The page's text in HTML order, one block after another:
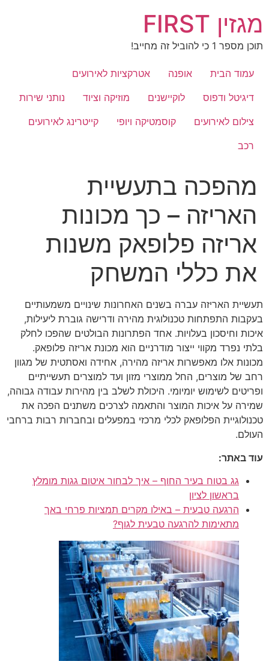
לתוכן
מגזין FIRST
תוכן מספר 1 כי להוביל זה מחייב!
עמוד הבית אופנה
אטרקציות לאירועים
דיגיטל ודפוס
לוקיישנים מוזיקה וציוד
נותני שירות
צילום לאירועים
קוסמטיקה ויופי
קייטרינג לאירועים
רכב
מהפכה בתעשיית
האריזה – כך מכונות
אריזה פלופאק משנות
את כללי המשחק
תעשיית האריזה עברה בשנים האחרונות שינויים משמעותיים
בעקבות התפתחות טכנולוגית מהירה ודרישה גוברת ליעילות,
איכות וחיסכון בעלויות. אחד הפתרונות הבולטים שהפכו לחלק
בלתי נפרד מקווי ייצור מודרניים הוא מכונת אריזה פלופאק.
מכונות אלו מאפשרות אריזה מהירה, אחידה ואסתטית של מגוון
רחב של מוצרים, החל ממוצרי מזון ועד למוצרים תעשייתיים
ופריטים לשימוש יומיומי. היכולת לשלב בין מהירות עבודה גבוהה,
שמירה על איכות המוצר והתאמה לצרכים משתנים הפכה את
טכנולוגיית הפלופאק לכלי מרכזי במפעלים ובחברות רבות ברחבי
העולם.
עוד באתר:
גג בטוח בעיר החוף – איך לבחור איטום גגות מומלץ
בראשון לציון
הרגעה טבעית – באילו מקרים תמציות פרחי באך
מתאימות להרגעה טבעית לגוף?